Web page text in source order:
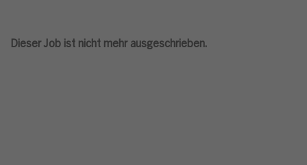
Dieser Job ist nicht mehr ausgeschrieben.